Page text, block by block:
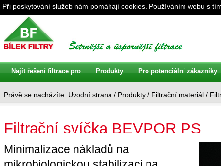
Právě se nacházíte: Uvodní strana / Produkty/ Filtrační materiál/
Filtrační svíčka BEVPOR PS
Minimalizace nákladů na
Najít řešení filtrace pro Produkty Pro potenciální zákazníky
Při poskytování služeb nám pomáhají cookies. Používáním webu s